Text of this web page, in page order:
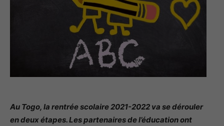
Au Togo, la rentrée scolaire 2021-2022 va se dérouler
en deux étapes. Les partenaires de l’éducation ont